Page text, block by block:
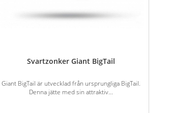
Svartzonker Giant BigTail
Giant BigTail är utvecklad från ursprungliga BigTail.
Denna jätte med sin attraktiv...